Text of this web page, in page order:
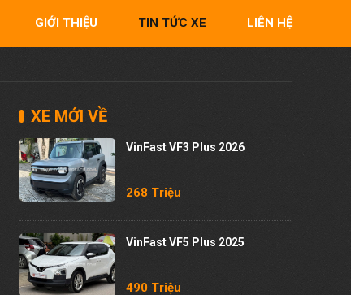
GIỚI THIỆU TIN TỨC XE LIÊN HỆ
XE MỚI VỀ
VinFast VF3 Plus 2026
268 Triệu
VinFast VF5 Plus 2025
490 Triệu